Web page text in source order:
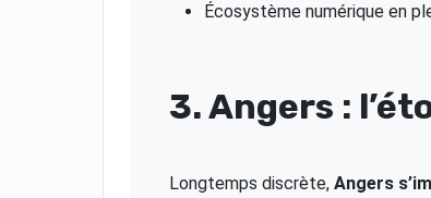
Écosystème numérique en
3. Angers :
Longtemps discrète, Angers